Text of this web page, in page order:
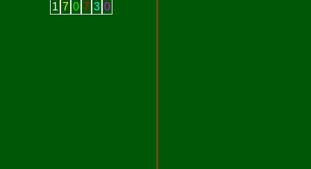
1 7 0 7 3 0